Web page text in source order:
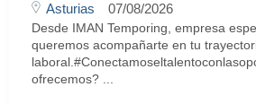
Asturias 07/08/2026
Desde IMAN Temporing, empresa
queremos acompañarte en tu
ofrecemos? ...